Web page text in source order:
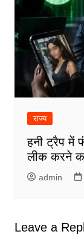
राज्य
हनी ट्रैप में
लीक करने
admin
Leave a